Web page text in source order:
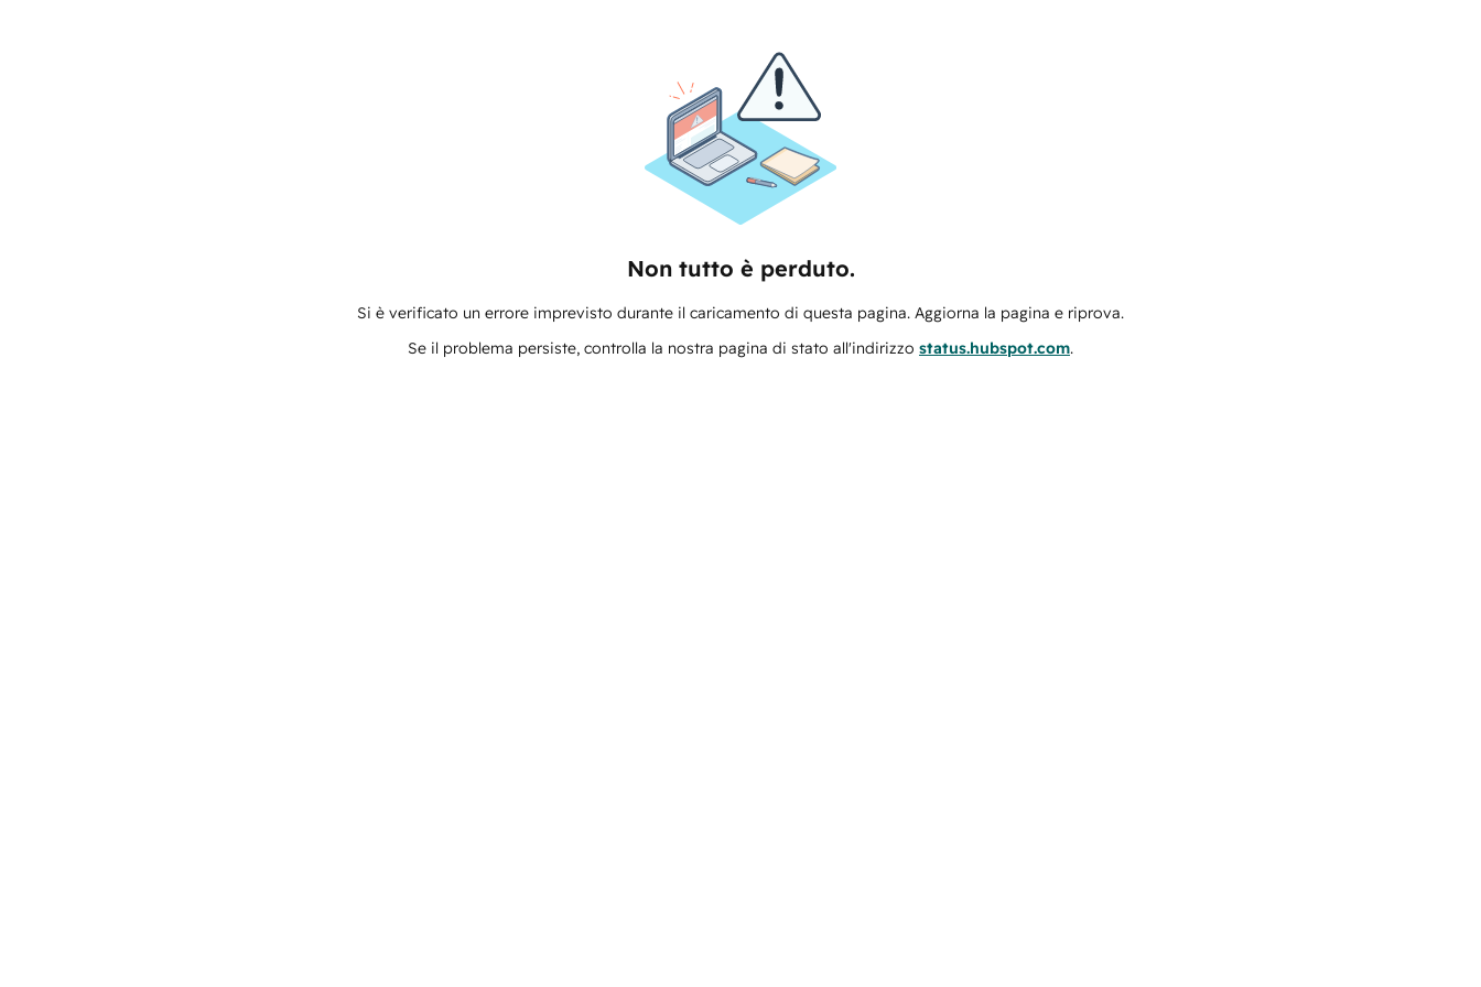
Non tutto è perduto.
Si è verificato un errore imprevisto durante il caricamento di questa pagina. Aggiorna la pagina e riprova.
Se il problema persiste, controlla la nostra pagina di stato all'indirizzo status.hubspot.com.